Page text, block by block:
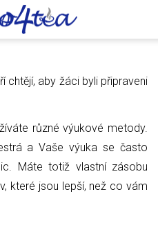
chtějí, aby žáci byli připraveni
různé výukové metody.
a Vaše výuka se často
Máte totiž vlastní zásobu
které jsou lepší, než co vám